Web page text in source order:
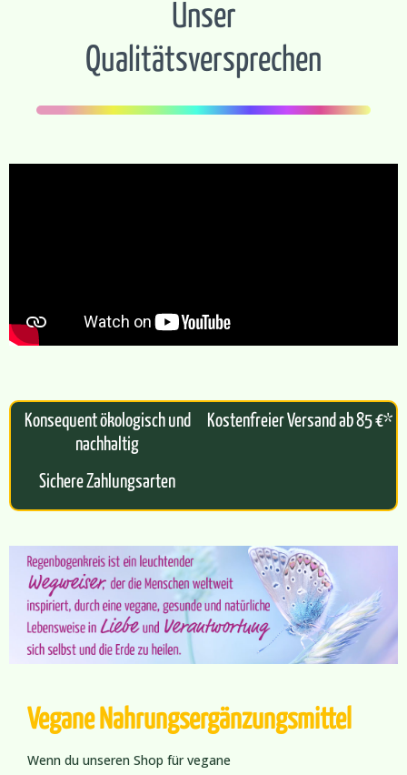
Konsequent ökologisch und
nachhaltig
Kostenfreier Versand ab 85 €*
Sichere Zahlungsarten
Vegane Nahrungsergänzungsmittel
Wenn du unseren Shop für vegane
Unser
Qualitätsversprechen